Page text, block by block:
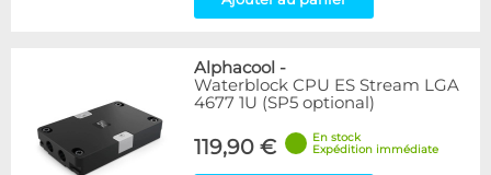
Alphacool -
Waterblock CPU ES Stream LGA
4677 1U (SP5 optional)
119,90 €
En stock
Expédition immédiate